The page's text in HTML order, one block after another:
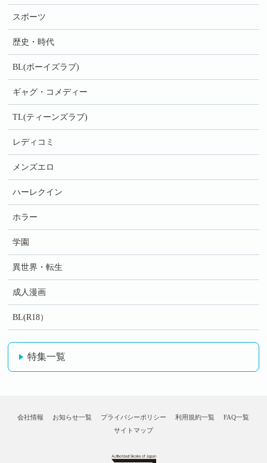
スポーツ
歴史・時代
BL(ボーイズラブ)
ギャグ・コメディー
TL(ティーンズラブ)
レディコミ
メンズエロ
ハーレクイン
ホラー
学園
異世界・転生
成人漫画
BL(R18）
特集一覧
会社情報 お知らせ一覧 プライバシーポリシー 利用規約一覧
FAQ一覧
サイトマップ